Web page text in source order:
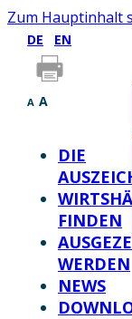
Zum Hauptinhalt
DE EN
A A
DIE
FINDEN
WERDEN
NEWS